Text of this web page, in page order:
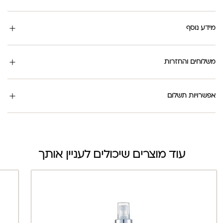
מידע נוסף
משלוחים והחזרות
אפשרויות תשלום
עוד מוצרים שיכולים לעניין אותך